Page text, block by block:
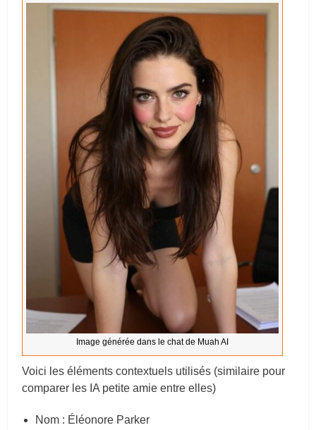
Image générée dans le chat de Muah AI
Voici les éléments contextuels utilisés (similaire pour
comparer les IA petite amie entre elles)
Nom : Éléonore Parker